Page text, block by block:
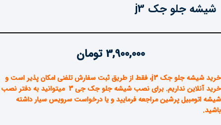
شیشه جلو جک j3
3,900,000 تومان
خرید شیشه جلو جک j3
، فقط از طریق ثبت سفارش تلفنی امکان پذیر است و
خرید آنلاین نداریم. برای نصب شیشه جلو جک جی 3 میتوانید به دفتر نصب
شیشه اتومبیل پرشین مراجعه فرمایید و یا درخواست سرویس سیار داشته
باشید.